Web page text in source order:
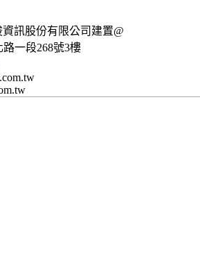
訊股份有限公司建置@
一段268號3樓